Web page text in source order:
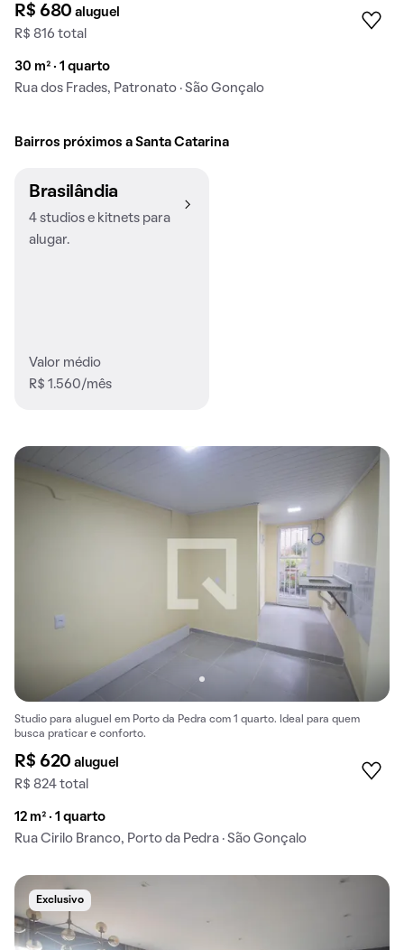
R$ 680aluguel
R$ 816 total
30 m² · 1 quarto
Rua dos Frades, Patronato · São Gonçalo
Bairros próximos a Santa Catarina
Brasilândia
4 studios e kitnets para
alugar.
Valor médio
R$ 1.560/mês
Studio para aluguel em Porto da Pedra com 1 quarto. Ideal para quem
busca praticar e conforto.
R$ 620aluguel
R$ 824 total
12 m² · 1 quarto
Rua Cirilo Branco, Porto da Pedra · São Gonçalo
Exclusivo